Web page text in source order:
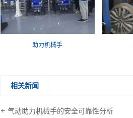
助力机械手
相关新闻
气动助力机械手的安全可靠性分析